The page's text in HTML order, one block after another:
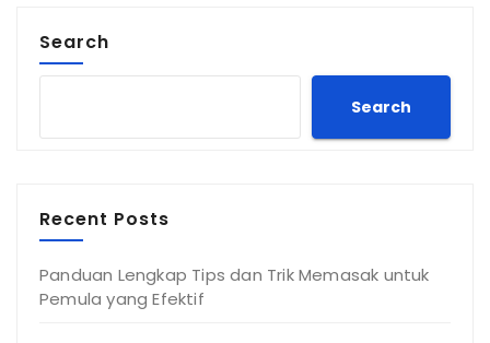
Search
Search
Recent Posts
Panduan Lengkap Tips dan Trik Memasak untuk
Pemula yang Efektif